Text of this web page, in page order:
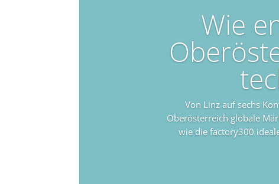
Wie
Von Linz auf sechs
Oberösterreich globale
wie die factory300